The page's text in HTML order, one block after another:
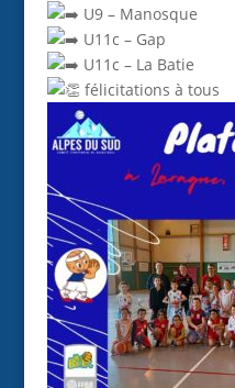
U9 – Manosque
U11c – Gap
U11c – La Batie
félicitations à tous